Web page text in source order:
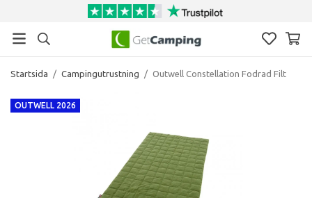
Startsida / Campingutrustning / Outwell Constellation Fodrad Filt
OUTWELL 2026